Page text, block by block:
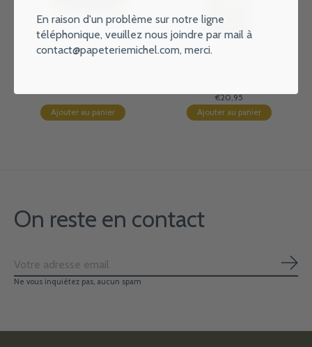
Ajouter au panier
€20,95
Ajouter au panier
On reste en contact
Ne vous inquiétez pas, aucun spam
En raison d'un problème sur notre ligne
téléphonique, veuillez nous joindre par mail à
contact@papeteriemichel.com, merci.